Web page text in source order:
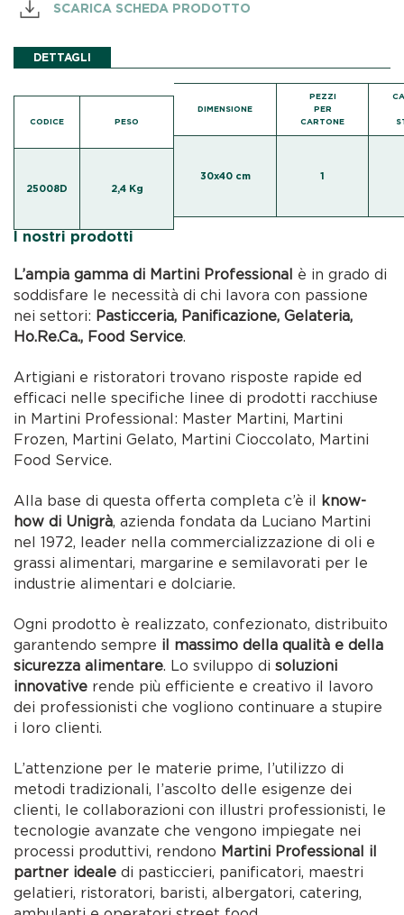
SCARICA SCHEDA PRODOTTO
DETTAGLI
CODICE PESO
25008D 2,4 Kg
DIMENSIONE
PEZZI
PER
CARTONE
30x40 cm 1
I nostri prodotti
L’ampia gamma di Martini Professional è in grado di
soddisfare le necessità di chi lavora con passione
nei settori: Pasticceria, Panificazione, Gelateria,
Ho.Re.Ca., Food Service.
Artigiani e ristoratori trovano risposte rapide ed
efficaci nelle specifiche linee di prodotti racchiuse
in Martini Professional: Master Martini, Martini
Frozen, Martini Gelato, Martini Cioccolato, Martini
Food Service.
Alla base di questa offerta completa c’è il
know-
how di Unigrà, azienda fondata da Luciano Martini
nel 1972, leader nella commercializzazione di oli e
grassi alimentari, margarine e semilavorati per le
industrie alimentari e dolciarie.
Ogni prodotto è realizzato, confezionato, distribuito
garantendo sempre il massimo della qualità e della
sicurezza alimentare. Lo sviluppo disoluzioni
innovative rende più efficiente e creativo il lavoro
dei professionisti che vogliono continuare a stupire
i loro clienti.
L’attenzione per le materie prime, l’utilizzo di
metodi tradizionali, l’ascolto delle esigenze dei
clienti, le collaborazioni con illustri professionisti, le
tecnologie avanzate che vengono impiegate nei
processi produttivi, rendono Martini Professional il
partner ideale di pasticcieri, panificatori, maestri
gelatieri, ristoratori, baristi, albergatori, catering,